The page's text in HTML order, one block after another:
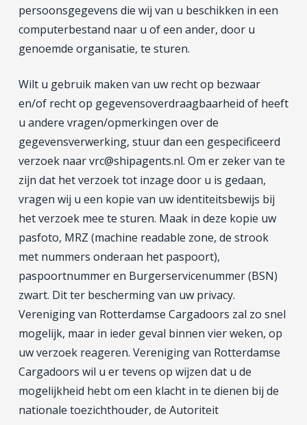
persoonsgegevens die wij van u beschikken in een
computerbestand naar u of een ander, door u
genoemde organisatie, te sturen.
Wilt u gebruik maken van uw recht op bezwaar
en/of recht op gegevensoverdraagbaarheid of heeft
u andere vragen/opmerkingen over de
gegevensverwerking, stuur dan een gespecificeerd
verzoek naar vrc@shipagents.nl. Om er zeker van te
zijn dat het verzoek tot inzage door u is gedaan,
vragen wij u een kopie van uw identiteitsbewijs bij
het verzoek mee te sturen. Maak in deze kopie uw
pasfoto, MRZ (machine readable zone, de strook
met nummers onderaan het paspoort),
paspoortnummer en Burgerservicenummer (BSN)
zwart. Dit ter bescherming van uw privacy.
Vereniging van Rotterdamse Cargadoors zal zo snel
mogelijk, maar in ieder geval binnen vier weken, op
uw verzoek reageren. Vereniging van Rotterdamse
Cargadoors wil u er tevens op wijzen dat u de
mogelijkheid hebt om een klacht in te dienen bij de
nationale toezichthouder, de Autoriteit